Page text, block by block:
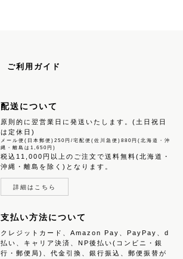
ご利用ガイド
配送について
原則的に翌営業日に発送いたします。(土日祝日
は定休日)
メール便(日本郵便)250円/宅配便(佐川急便)880円(北海道・沖
縄・離島は1,650円)
税込11,000円以上のご注文で送料無料(北海道・
沖縄・離島を除く)となります。
詳細はこちら
支払い方法について
クレジットカード、Amazon Pay、PayPay、d
払い、キャリア決済、NP後払い(コンビニ・銀
行・郵便局)、代金引換、銀行振込、郵便振替が